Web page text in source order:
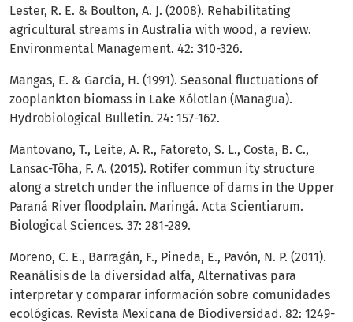
Lester, R. E. & Boulton, A. J. (2008). Rehabilitating
agricultural streams in Australia with wood, a review.
Environmental Management. 42: 310-326.
Mangas, E. & García, H. (1991). Seasonal fluctuations of
zooplankton biomass in Lake Xólotlan (Managua).
Hydrobiological Bulletin. 24: 157-162.
Mantovano, T., Leite, A. R., Fatoreto, S. L., Costa, B. C.,
Lansac-Tôha, F. A. (2015). Rotifer commun ity structure
along a stretch under the influence of dams in the Upper
Paraná River floodplain. Maringá. Acta Scientiarum.
Biological Sciences. 37: 281-289.
Moreno, C. E., Barragán, F., Pineda, E., Pavón, N. P. (2011).
Reanálisis de la diversidad alfa, Alternativas para
interpretar y comparar información sobre comunidades
ecológicas. Revista Mexicana de Biodiversidad. 82: 1249-